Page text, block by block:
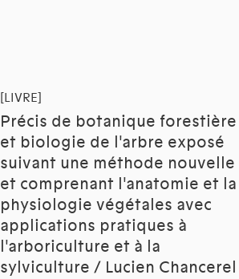
[LIVRE]
Précis de botanique forestière
et biologie de l'arbre exposé
suivant une méthode nouvelle
et comprenant l'anatomie et la
physiologie végétales avec
applications pratiques à
l'arboriculture et à la
sylviculture / Lucien Chancerel